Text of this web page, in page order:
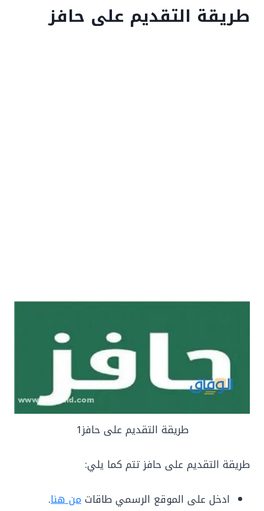
طريقة التقديم على حافز
طريقة التقديم على حافز1
طريقة التقديم على حافز تتم كما يلي:
ادخل على الموقع الرسمي طاقاتمن هنا.